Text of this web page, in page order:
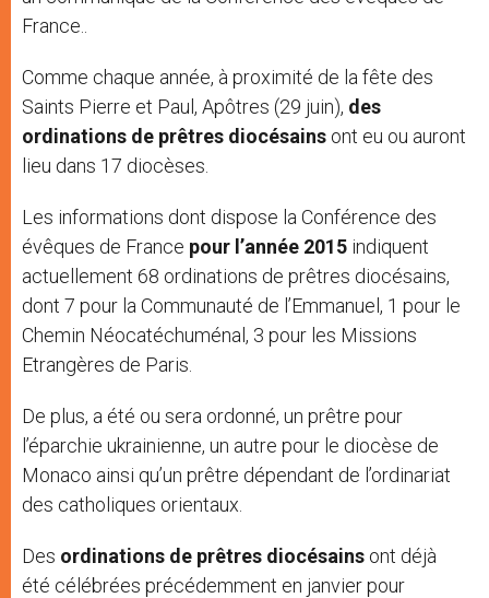
France..
Comme chaque année, à proximité de la fête des
Saints Pierre et Paul, Apôtres (29 juin), des
ordinations de prêtres diocésains ont eu ou auront
lieu dans 17 diocèses.
Les informations dont dispose la Conférence des
évêques de France pour l’année 2015 indiquent
actuellement 68 ordinations de prêtres diocésains,
dont 7 pour la Communauté de l’Emmanuel, 1 pour le
Chemin Néocatéchuménal, 3 pour les Missions
Etrangères de Paris.
De plus, a été ou sera ordonné, un prêtre pour
l’éparchie ukrainienne, un autre pour le diocèse de
Monaco ainsi qu’un prêtre dépendant de l’ordinariat
des catholiques orientaux.
Des ordinations de prêtres diocésains ont déjà
été célébrées précédemment en janvier pour